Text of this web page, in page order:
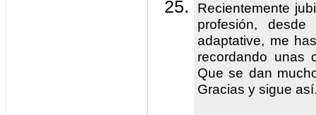
Recientemente
profesión,
adaptative, me
recordando unas
Que se dan
Gracias y sigue